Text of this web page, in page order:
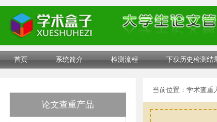
首页 系统简介 检测流程 下载历史检测结
论文查重产品
当前位置： 学术查重